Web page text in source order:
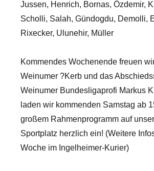
Jussen, Henrich, Bornas, Özdemir,
Scholli, Salah, Gündogdu, Demolli,
Rixecker, Ulunehir, Müller
Kommendes Wochenende freuen
Weinumer ?Kerb und das
Weinumer Bundesligaprofi Markus
laden wir kommenden Samstag ab
großem Rahmenprogramm auf
Sportplatz herzlich ein! (Weitere
Woche im Ingelheimer-Kurier)